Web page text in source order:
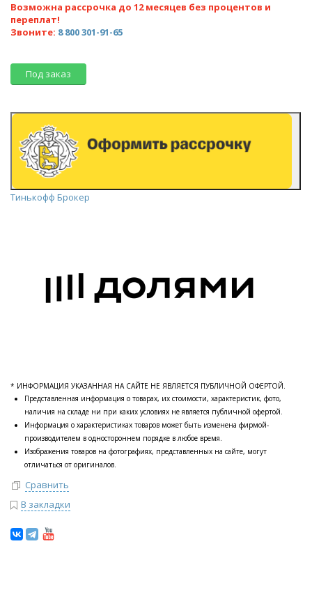
Возможна рассрочка до 12 месяцев без процентов и
переплат!
Звоните: 8 800 301-91-65
Под заказ
Тинькофф Брокер
* ИНФОРМАЦИЯ УКАЗАННАЯ НА САЙТЕ НЕ ЯВЛЯЕТСЯ ПУБЛИЧНОЙ ОФЕРТОЙ.
Представленная информация о товарах, их стоимости, характеристик, фото,
наличия на складе ни при каких условиях не является публичной офертой.
Информация о характеристиках товаров может быть изменена фирмой-
производителем в одностороннем порядке в любое время.
Изображения товаров на фотографиях, представленных на сайте, могут
отличаться от оригиналов.
Сравнить
В закладки